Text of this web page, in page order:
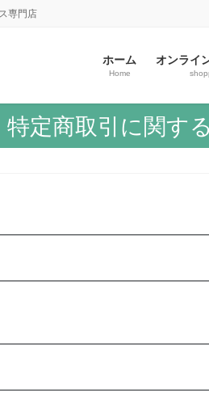
専門店
ホーム
Home
オンライ
特定商取引に関す